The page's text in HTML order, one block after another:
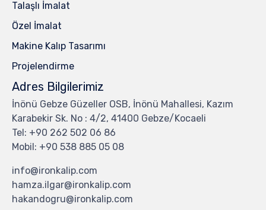
Talaşlı İmalat
Özel İmalat
Makine Kalıp Tasarımı
Projelendirme
Adres Bilgilerimiz
İnönü Gebze Güzeller OSB, İnönü Mahallesi, Kazım
Karabekir Sk. No : 4/2, 41400 Gebze/Kocaeli
Tel: +90 262 502 06 86
Mobil: +90 538 885 05 08
info@ironkalip.com
hamza.ilgar@ironkalip.com
hakandogru@ironkalip.com